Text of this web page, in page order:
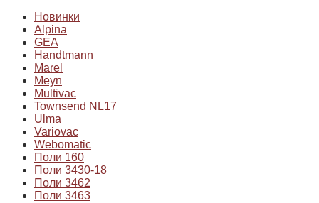
Новинки
Alpina
GEA
Handtmann
Marel
Meyn
Multivac
Townsend NL17
Ulma
Variovac
Webomatic
Поли 160
Поли 3430-18
Поли 3462
Поли 3463